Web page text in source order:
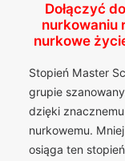
Dołączyć
nurkowaniu
nurkowe
Stopień Master
grupie
dzięki
nurkowemu.
osiąga ten